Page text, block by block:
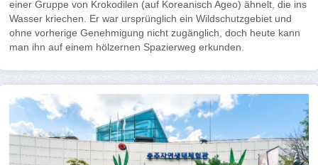
einer Gruppe von Krokodilen (auf Koreanisch Ageo) ähnelt, die ins
Wasser kriechen. Er war ursprünglich ein Wildschutzgebiet und
ohne vorherige Genehmigung nicht zugänglich, doch heute kann
man ihn auf einem hölzernen Spazierweg erkunden.